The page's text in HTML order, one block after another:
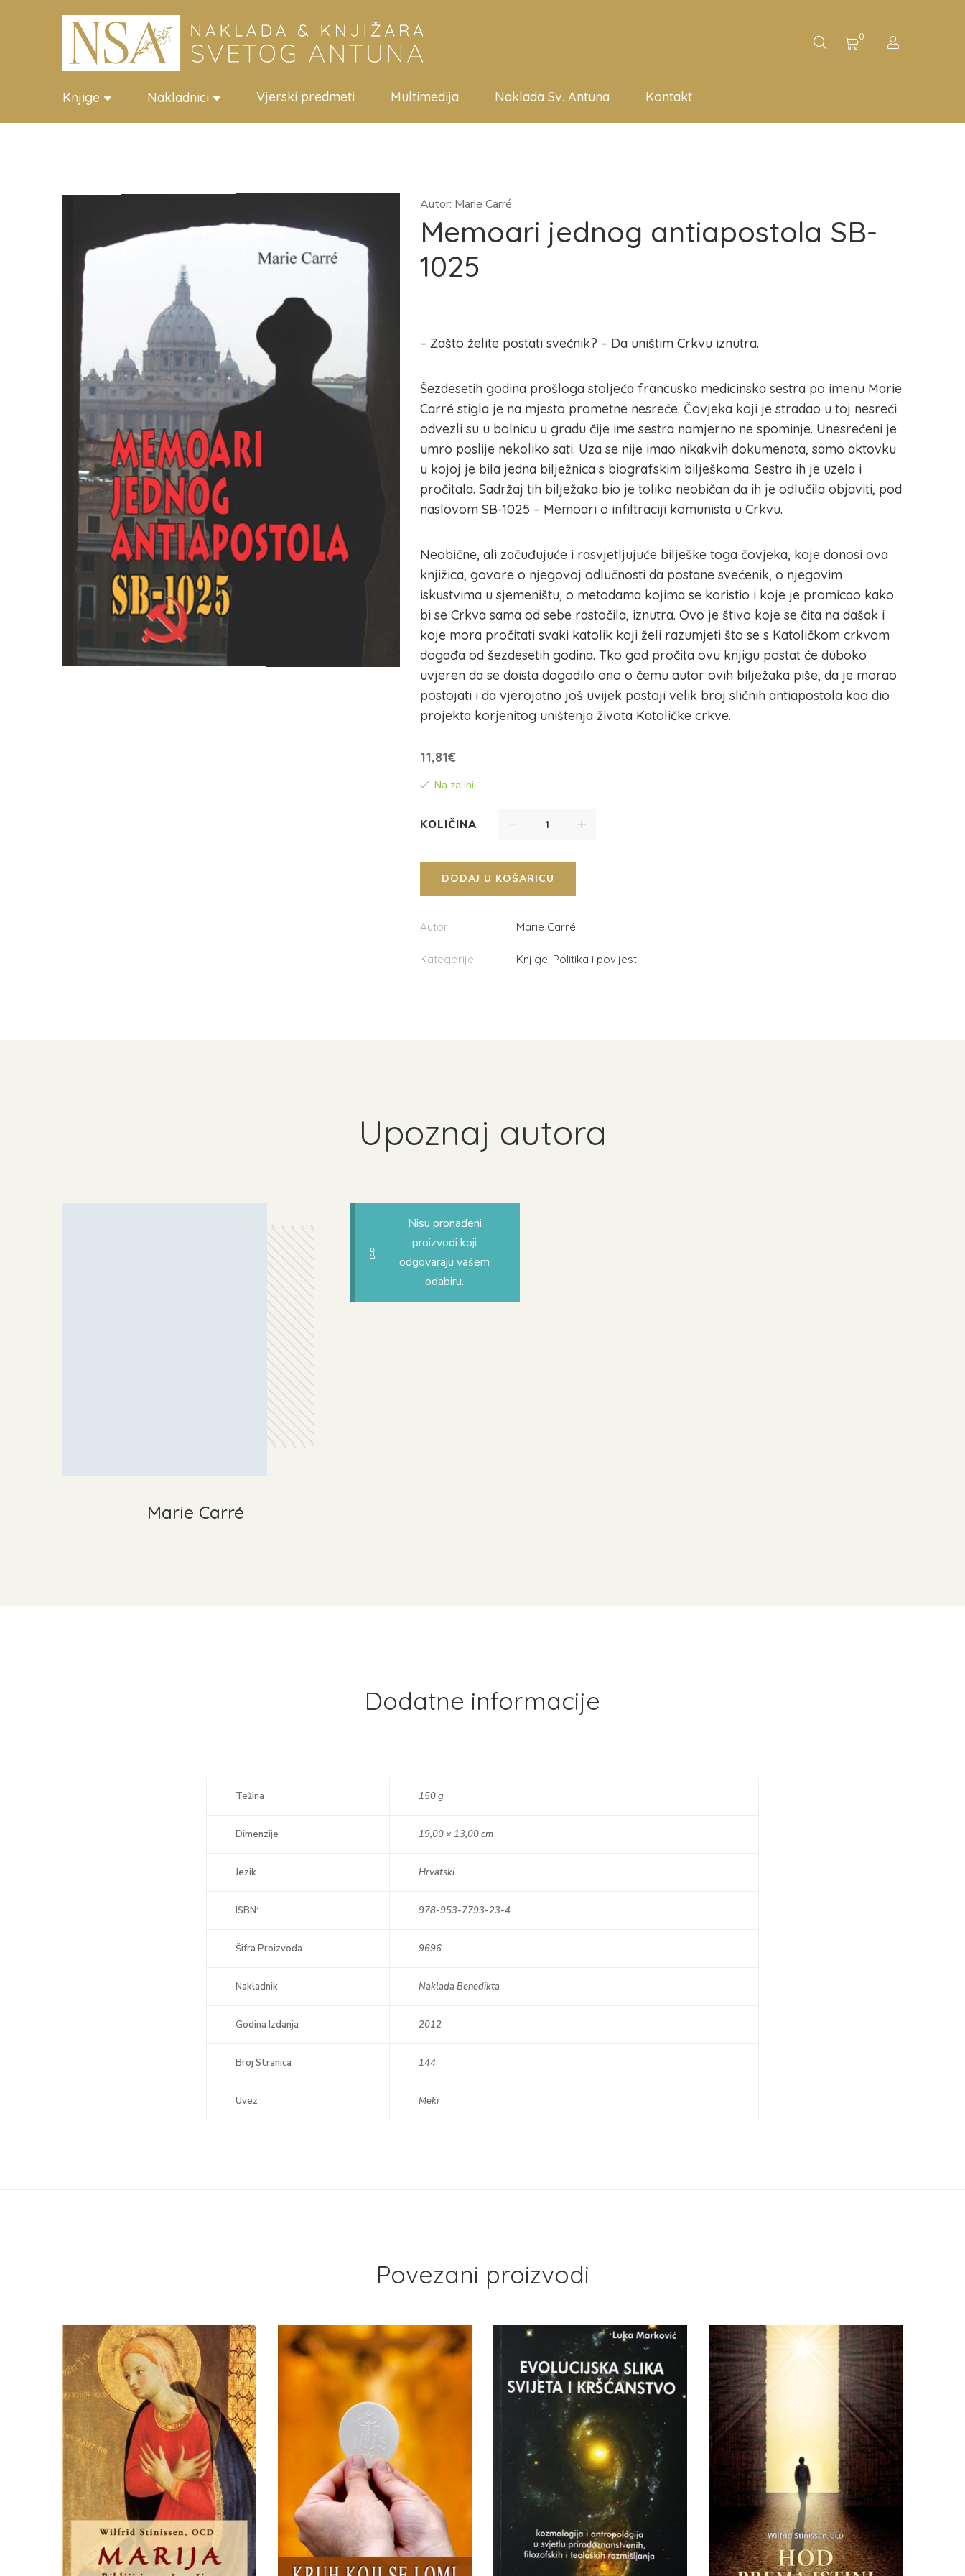
0
Knjige Nakladnici Vjerski predmeti Multimedija Naklada Sv. Antuna Kontakt
Autor: Marie Carré
Memoari jednog antiapostola SB-
1025
– Zašto želite postati svećnik? – Da uništim Crkvu iznutra.
Šezdesetih godina prošloga stoljeća francuska medicinska sestra po imenu Marie
Carré stigla je na mjesto prometne nesreće. Čovjeka koji je stradao u toj nesreći
odvezli su u bolnicu u gradu čije ime sestra namjerno ne spominje. Unesrećeni je
umro poslije nekoliko sati. Uza se nije imao nikakvih dokumenata, samo aktovku
u kojoj je bila jedna bilježnica s biografskim bilješkama. Sestra ih je uzela i
pročitala. Sadržaj tih bilježaka bio je toliko neobičan da ih je odlučila objaviti, pod
naslovom SB-1025 – Memoari o infiltraciji komunista u Crkvu.
Neobične, ali začuđujuće i rasvjetljujuće bilješke toga čovjeka, koje donosi ova
knjižica, govore o njegovoj odlučnosti da postane svećenik, o njegovim
iskustvima u sjemeništu, o metodama kojima se koristio i koje je promicao kako
bi se Crkva sama od sebe rastočila, iznutra. Ovo je štivo koje se čita na dašak i
koje mora pročitati svaki katolik koji želi razumjeti što se s Katoličkom crkvom
događa od šezdesetih godina. Tko god pročita ovu knjigu postat će duboko
uvjeren da se doista dogodilo ono o čemu autor ovih bilježaka piše, da je morao
postojati i da vjerojatno još uvijek postoji velik broj sličnih antiapostola kao dio
projekta korjenitog uništenja života Katoličke crkve.
11,81€
Na zalihi
KOLIČINA
DODAJ U KOŠARICU
Autor: Marie Carré
Kategorije: Knjige, Politika i povijest
Upoznaj autora
Marie Carré
Nisu pronađeni
proizvodi koji
odgovaraju vašem
odabiru.
Dodatne informacije
Težina 150 g
Dimenzije 19,00 × 13,00 cm
Jezik Hrvatski
ISBN: 978-953-7793-23-4
Šifra Proizvoda 9696
Nakladnik Naklada Benedikta
Godina Izdanja 2012
Broj Stranica 144
Uvez Meki
Povezani proizvodi